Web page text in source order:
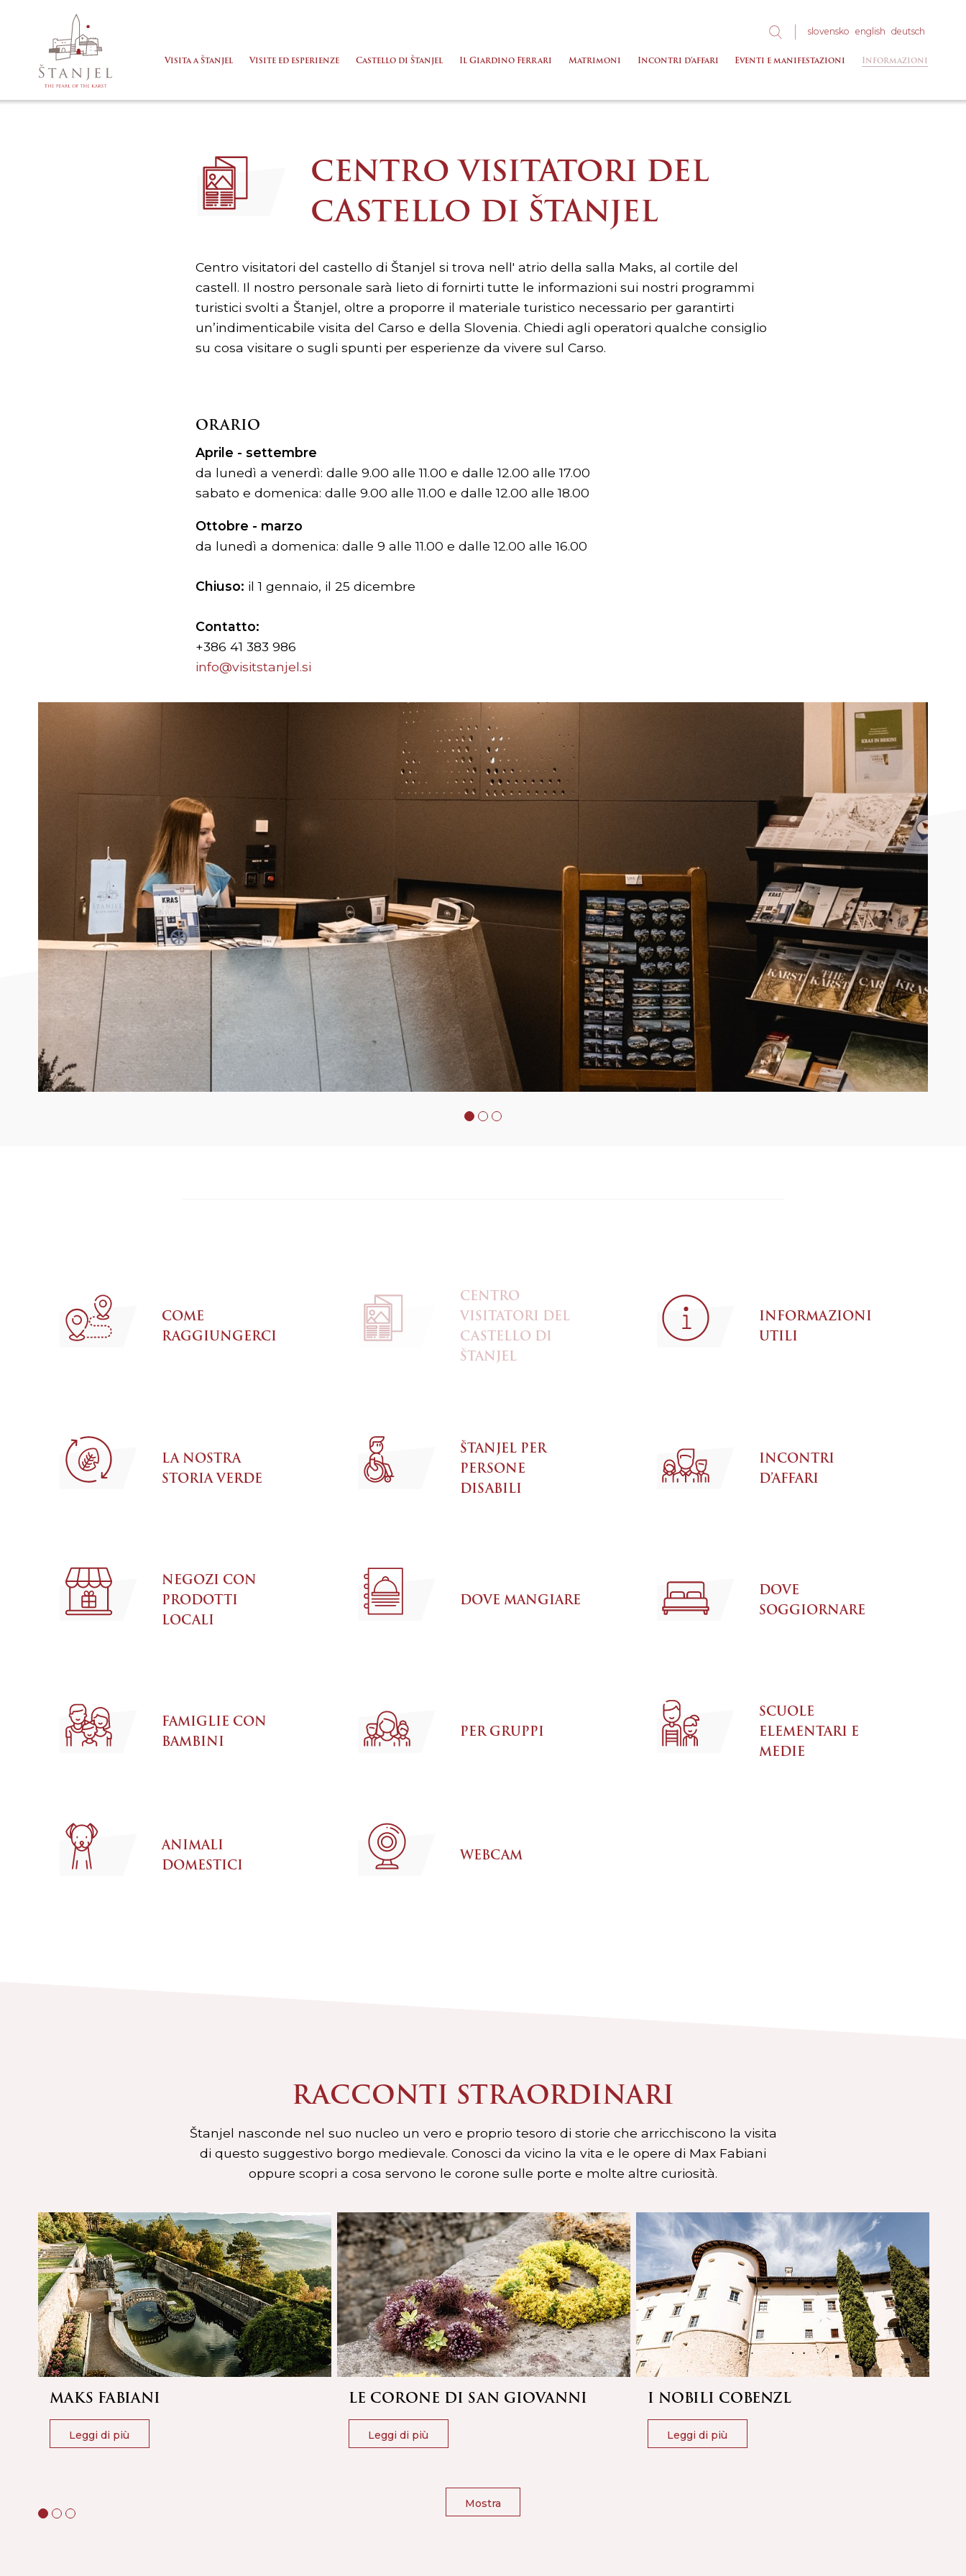
slovensko eng lish deutsch
Visita a Štanjel Visite ed esperienze Castello di Štanjel Il Giardino Ferrari Matrimoni Incontri d’affari Eventi e manifestazioni Informazioni
CENTRO VISITATORI DEL
CASTELLO DI ŠTANJEL
Centro visitatori del castello di Štanjel si trova nell' atrio della salla Maks, al cortile del
castell. Il nostro personale sarà lieto di fornirti tutte le informazioni sui nostri programmi
turistici svolti a Štanjel, oltre a proporre il materiale turistico necessario per garantirti
un’indimenticabile visita del Carso e della Slovenia. Chiedi agli operatori qualche consiglio
su cosa visitare o sugli spunti per esperienze da vivere sul Carso.
ORARIO
Aprile - settembre
da lunedì a venerdì: dalle 9.00 alle 11.00 e dalle 12.00 alle 17.00
sabato e domenica: dalle 9.00 alle 11.00 e dalle 12.00 alle 18.00
Ottobre - marzo
da lunedì a domenica: dalle 9 alle 11.00 e dalle 12.00 alle 16.00
Chiuso: il 1 gennaio, il 25 dicembre
Contatto:
+386 41 383 986
info@visitstanjel.si
COME
RAGGIUNGERCI
CENTRO
VISITATORI DEL
CASTELLO DI
ŠTANJEL
INFORMAZIONI
UTILI
LA NOSTRA
STORIA VERDE
ŠTANJEL PER
PERSONE
DISABILI
INCONTRI
D’AFFARI
NEGOZI CON
PRODOTTI
LOCALI
DOVE MANGIARE
DOVE
SOGGIORNARE
FAMIGLIE CON
BAMBINI
PER GRUPPI
SCUOLE
ELEMENTARI E
MEDIE
ANIMALI
DOMESTICI
WEBCAM
RACCONTI STRAORDINARI
Štanjel nasconde nel suo nucleo un vero e proprio tesoro di storie che arricchiscono la visita
di questo suggestivo borgo medievale. Conosci da vicino la vita e le opere di Max Fabiani
oppure scopri a cosa servono le corone sulle porte e molte altre curiosità.
MAKS FABIANI
Leggi di più
LE CORONE DI SAN GIOVANNI
Leggi di più
I NOBILI COBENZL
Leggi di più
Mostra